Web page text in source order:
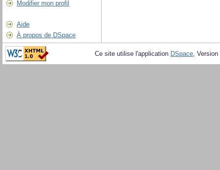
Modifier mon profil
Aide
À propos de DSpace
Ce site utilise l'application DSpace,